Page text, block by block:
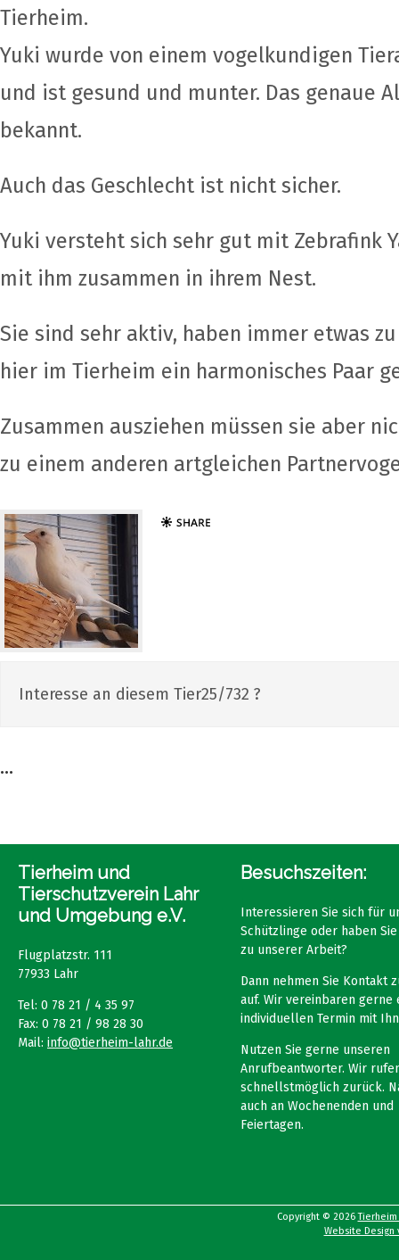
Tierheim.
Yuki wurde von einem vogelkundigen
und ist gesund und munter. Das genaue
bekannt.
Auch das Geschlecht ist nicht sicher.
Yuki versteht sich sehr gut mit Zebrafink
mit ihm zusammen in ihrem Nest.
Sie sind sehr aktiv, haben immer etwas
hier im Tierheim ein harmonisches Paar
Zusammen ausziehen müssen sie aber
zu einem anderen artgleichen
Interesse an diesem Tier25/732 ?
...
Tierheim und
Tierschutzverein Lahr
und Umgebung e.V.
Flugplatzstr. 111
77933 Lahr
Tel: 0 78 21 / 4 35 97
Fax: 0 78 21 / 98 28 30
Mail: info@tierheim-lahr.de
Besuchszeiten:
Interessieren Sie sich für
Schützlinge oder haben
zu unserer Arbeit?
Dann nehmen Sie Kontakt
auf. Wir vereinbaren gerne
individuellen Termin mit
Nutzen Sie gerne unseren
Anrufbeantworter. Wir
schnellstmöglich zurück.
auch an Wochenenden und
Feiertagen.
Copyright © 2026Tierheim
Website Design